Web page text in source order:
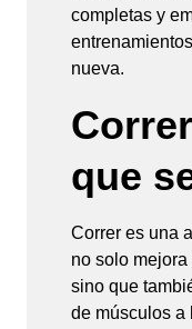
completas y
nueva.
que
Correr es una
no solo
sino que
de músculos a